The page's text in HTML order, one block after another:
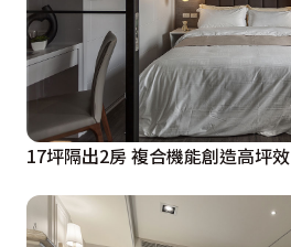
17坪隔出2房 複合機能創造高坪效